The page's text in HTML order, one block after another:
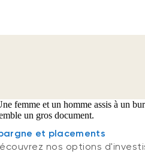
et placements
nos options